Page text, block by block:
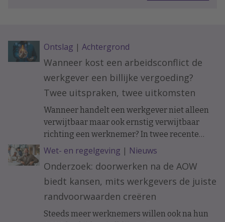
Ontslag | Achtergrond
Wanneer kost een arbeidsconflict de
werkgever een billijke vergoeding?
Twee uitspraken, twee uitkomsten
Wanneer handelt een werkgever niet alleen
verwijtbaar maar ook ernstig verwijtbaar
richting een werknemer? In twee recente
uitspraken werd de arbeidsovereenkomst
ontbonden op initiatief van de werknemer. In
het ene geval moest de werkgever een forse
billijke vergoeding betalen, in het andere
geval hoefde dat niet.
Wet- en regelgeving | Nieuws
Onderzoek: doorwerken na de AOW
biedt kansen, mits werkgevers de juiste
randvoorwaarden creëren
Steeds meer werknemers willen ook na hun